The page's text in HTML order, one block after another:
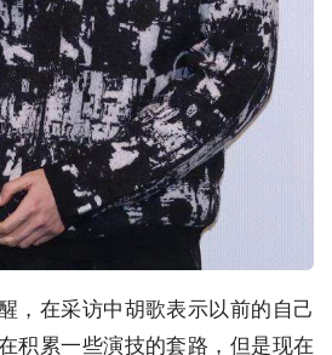
，在采访中胡歌表示以前的自己
积累一些演技的套路，但是现在